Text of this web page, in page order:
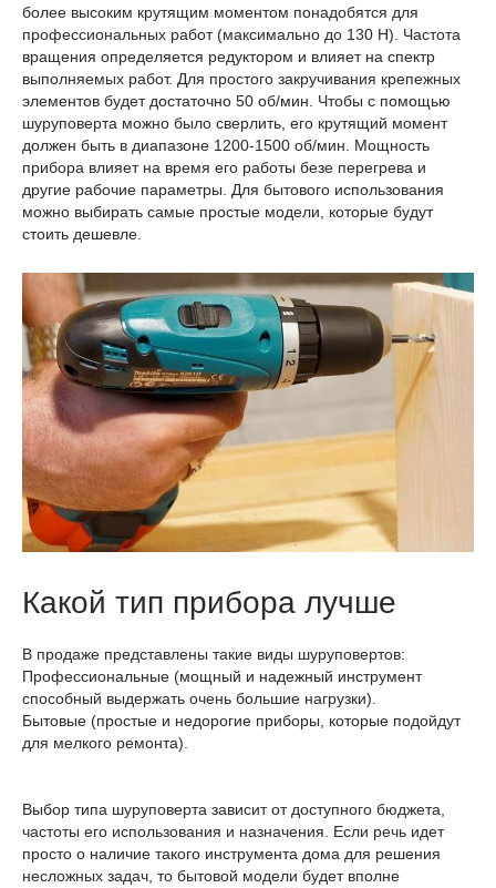
более высоким крутящим моментом понадобятся для
профессиональных работ (максимально до 130 Н). Частота
вращения определяется редуктором и влияет на спектр
выполняемых работ. Для простого закручивания крепежных
элементов будет достаточно 50 об/мин. Чтобы с помощью
шуруповерта можно было сверлить, его крутящий момент
должен быть в диапазоне 1200-1500 об/мин. Мощность
прибора влияет на время его работы безе перегрева и
другие рабочие параметры. Для бытового использования
можно выбирать самые простые модели, которые будут
стоить дешевле.
Какой тип прибора лучше
В продаже представлены такие виды шуруповертов:
Профессиональные (мощный и надежный инструмент
способный выдержать очень большие нагрузки).
Бытовые (простые и недорогие приборы, которые подойдут
для мелкого ремонта).
Выбор типа шуруповерта зависит от доступного бюджета,
частоты его использования и назначения. Если речь идет
просто о наличие такого инструмента дома для решения
несложных задач, то бытовой модели будет вполне